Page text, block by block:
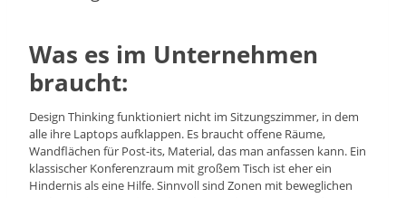
Was es im Unternehmen
braucht:
Design Thinking funktioniert nicht im Sitzungszimmer, in dem
alle ihre Laptops aufklappen. Es braucht offene Räume,
Wandflächen für Post-its, Material, das man anfassen kann. Ein
klassischer Konferenzraum mit großem Tisch ist eher ein
Hindernis als eine Hilfe. Sinnvoll sind Zonen mit beweglichen